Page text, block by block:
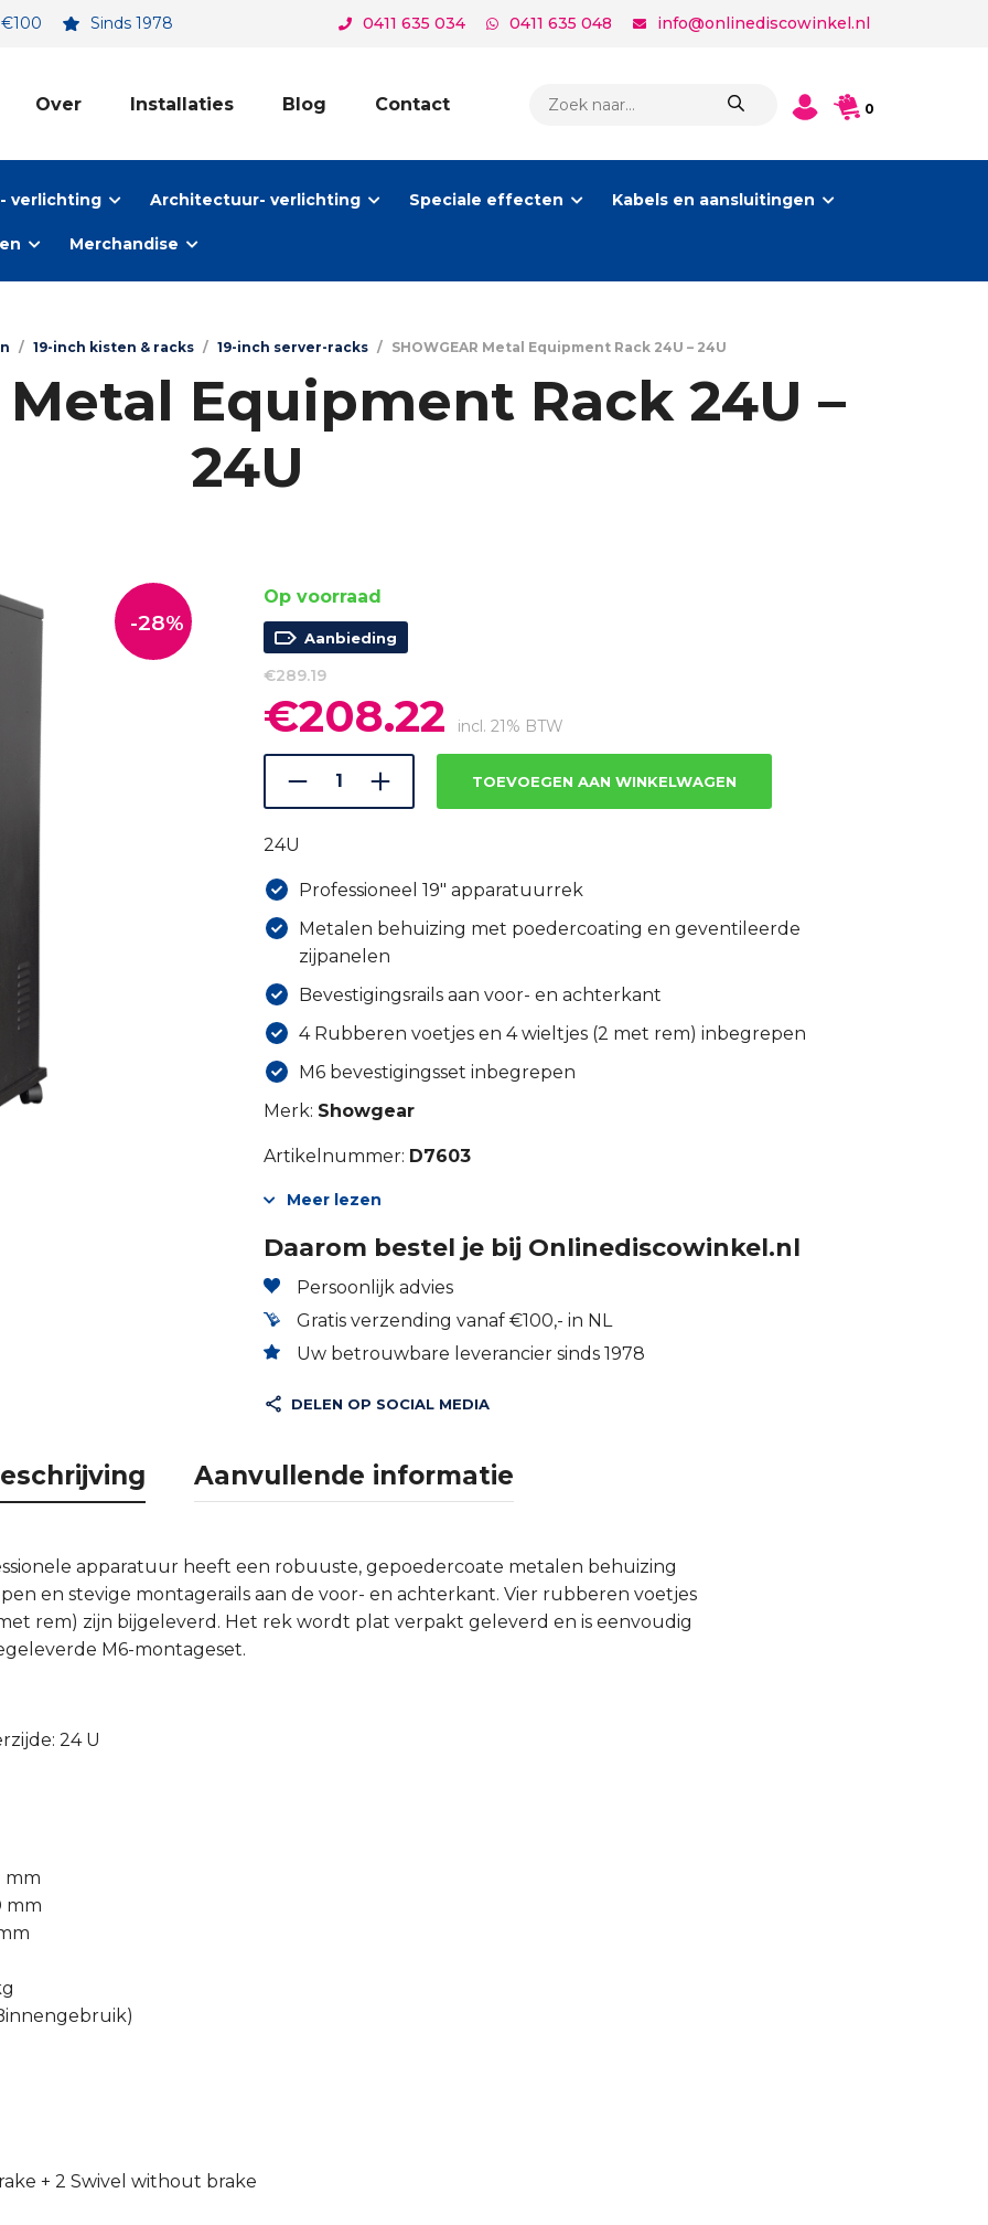
Sinds 1978 0411 635 034 0411 635 048 info@onlinediscowinkel.nl
Over Installaties Blog Contact
ZOEKEN
0
verlichting Architectuur- verlichting Speciale effecten Kabels en aansluitingen
Merchandise
/ 19-inch kisten & racks / 19-inch server-racks / SHOWGEAR Metal Equipment Rack 24U – 24U
Metal Equipment Rack 24U –
24U
-28%
Op voorraad
Aanbieding
€289.19
Oorspronkelijke
prijs
was:
€289.19.
€208.22 prijs
is:
€208.22.
incl. 21% BTW
TOEVOEGEN AAN WINKELWAGEN
24U
Professioneel 19″ apparatuurrek
Metalen behuizing met poedercoating en geventileerde
zijpanelen
Bevestigingsrails aan voor- en achterkant
4 Rubberen voetjes en 4 wieltjes (2 met rem) inbegrepen
M6 bevestigingsset inbegrepen
Merk: Showgear
Artikelnummer: D7603
Meer lezen
Daarom bestel je bij Onlinediscowinkel.nl
Persoonlijk advies
Gratis verzending vanaf €100,- in NL
Uw betrouwbare leverancier sinds 1978
DELEN OP SOCIAL MEDIA
Aanvullende informatie
apparatuur heeft een robuuste, gepoedercoate metalen behuizing
en stevige montagerails aan de voor- en achterkant. Vier rubberen voetjes
rem) zijn bijgeleverd. Het rek wordt plat verpakt geleverd en is eenvoudig
M6-montageset.
24 U
mm
mm
+ 2 Swivel without brake